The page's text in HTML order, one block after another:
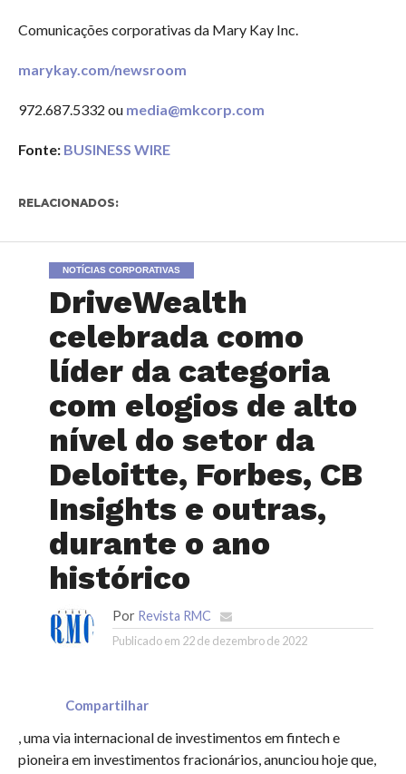
Comunicações corporativas da Mary Kay Inc.
marykay.com/newsroom
972.687.5332 ou media@mkcorp.com
Fonte: BUSINESS WIRE
RELACIONADOS:
NOTÍCIAS CORPORATIVAS
DriveWealth
celebrada como
líder da categoria
com elogios de alto
nível do setor da
Deloitte, Forbes, CB
Insights e outras,
durante o ano
histórico
Por Revista RMC
Publicado em 22 de dezembro de 2022
Compartilhar
, uma via internacional de investimentos em fintech e
pioneira em investimentos fracionários, anunciou hoje que,